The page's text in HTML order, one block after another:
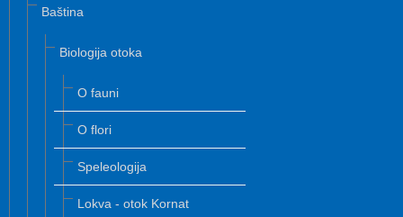
Baština
Biologija otoka
O fauni
O flori
Speleologija
Lokva - otok Kornat